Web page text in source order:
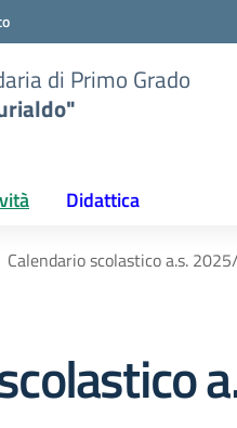
di Primo Grado
Didattica
Calendario scolastico a.s.